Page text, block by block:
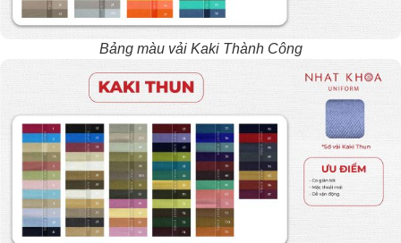
Bảng màu vải Kaki Thành Công